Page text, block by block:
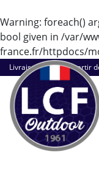
Warning: foreach()
bool given in /var/
france.fr/httpdocs/
Livraison offerte à partir